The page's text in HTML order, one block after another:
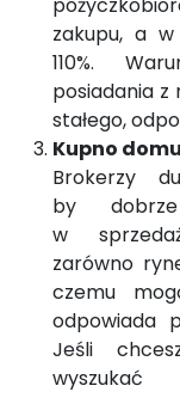
zakupu, a
110%.
posiadania z
stałego,
Kupno
Brokerzy
by
w
zarówno
czemu
odpowiada
Jeśli